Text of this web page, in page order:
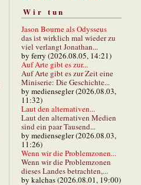
Wir tun
Jason Bourne als Odysseus
das ist wirklich mal wieder zu
viel verlangt Jonathan...
by ferry (2026.08.05, 14:21)
Auf Arte gibt es zur...
Auf Arte gibt es zur Zeit eine
Miniserie: Die Geschichte...
by mediensegler (2026.08.03,
11:32)
Laut den alternativen...
Laut den alternativen Medien
sind ein paar Tausend...
by mediensegler (2026.08.03,
11:26)
Wenn wir die Problemzonen...
Wenn wir die Problemzonen
dieses Landes betrachten,...
by kalchas (2026.08.01, 19:00)